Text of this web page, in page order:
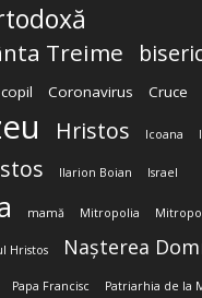
Treime
copil Coronavirus Cruce
Hristos Icoana
Ilarion Boian Israel
mamă Mitropolia
Hristos Nașterea
Papa Francisc Patriarhia de la